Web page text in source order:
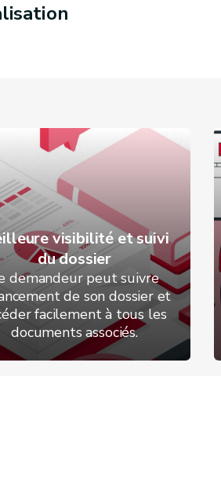
visibilité et suivi
du dossier
demandeur peut suivre
de son dossier et
facilement à tous les
documents associés.